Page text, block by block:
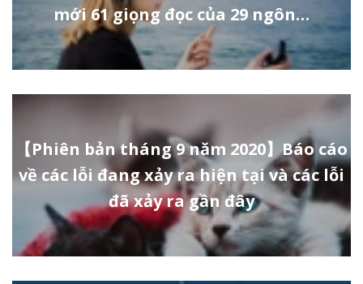
mới 61 giọng đọc của 29 ngôn…
【Phiên bản tháng 9 năm 2020】Báo cáo
về các lỗi đang xảy ra hiện tại và các lỗi
đã xảy ra gần đây